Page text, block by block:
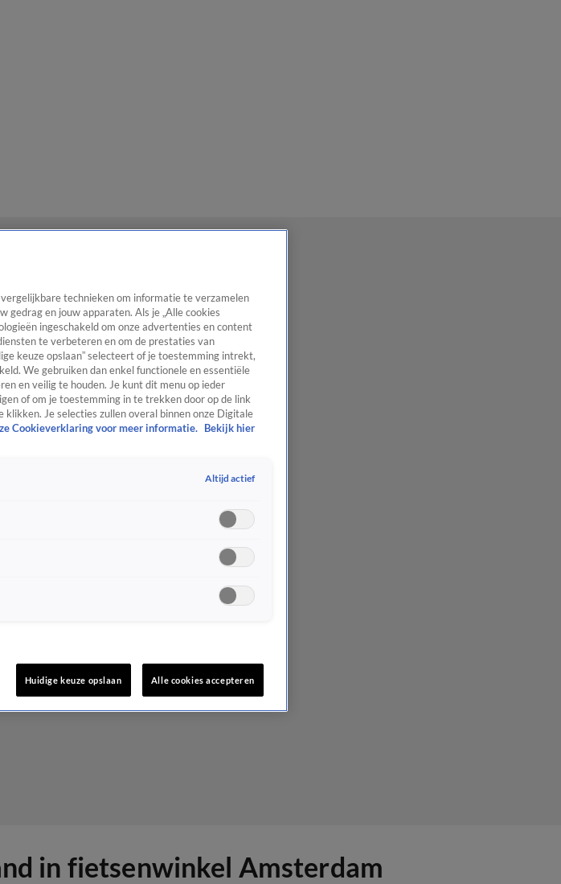
in fietsenwinkel Amsterdam
technieken om informatie te verzamelen
gedrag en jouw apparaten. Als je „Alle cookies
ingeschakeld om onze advertenties en content
te verbeteren en om de prestaties van
keuze opslaan” selecteert of je toestemming intrekt,
We gebruiken dan enkel functionele en essentiële
en veilig te houden. Je kunt dit menu op ieder
of om je toestemming in te trekken door op de link
Je selecties zullen overal binnen onze Digitale
Cookieverklaring voor meer informatie.
Bekijk hier
Altijd actief
Huidige keuze opslaan Alle cookies accepteren